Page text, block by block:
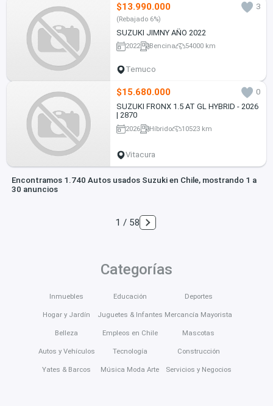
$13.990.000 3
(Rebajado 6%)
SUZUKI JIMNY AÑO 2022
2022 Bencina 54000 km
Temuco
$15.680.000
0
SUZUKI FRONX 1.5 AT GL HYBRID - 2026
| 2870
2026 Híbrido 10523 km
Vitacura
Encontramos 1.740 Autos usados Suzuki en Chile, mostrando 1 a
30 anuncios
1 / 58
Categorías
Inmuebles
Hogar y Jardín
Belleza
Autos y Vehículos
Yates & Barcos
Educación
Juguetes & Infantes
Empleos en Chile
Tecnología
Música Moda Arte
Deportes
Mercancía Mayorista
Mascotas
Construcción
Servicios y Negocios